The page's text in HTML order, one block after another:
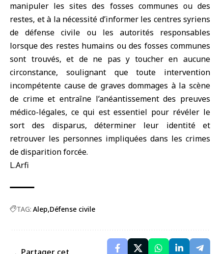
manipuler les sites des fosses communes ou des
restes, et à la nécessité d’informer les centres syriens
de défense civile ou les autorités responsables
lorsque des restes humains ou des fosses communes
sont trouvés, et de ne pas y toucher en aucune
circonstance, soulignant que toute intervention
incompétente cause de graves dommages à la scène
de crime et entraîne l’anéantissement des preuves
médico-légales, ce qui est essentiel pour révéler le
sort des disparus, déterminer leur identité et
retrouver les personnes impliquées dans les crimes
de disparition forcée.‎
L.Arfi
TAG: Alep‎‎ Défense civile‎